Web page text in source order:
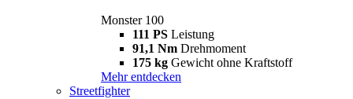
Monster 100
111 PS Leistung
91,1 Nm Drehmoment
175 kg Gewicht ohne Kraftstoff
Mehr entdecken
Streetfighter